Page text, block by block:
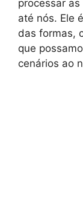
processar
até nós. Ele
das formas,
que
cenários ao